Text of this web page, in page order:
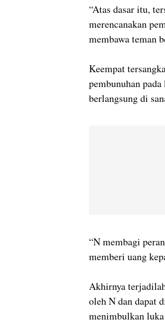
“Atas dasar itu,
merencanakan
membawa teman
Keempat
pembunuhan
berlangsung di
“N membagi
memberi uang
Akhirnya
oleh N dan dapat
menimbulkan luka